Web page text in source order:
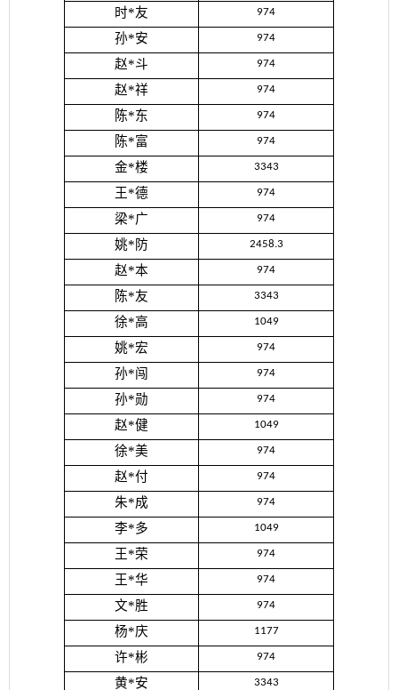
时*友 974
孙*安 974
赵*斗 974
赵*祥 974
陈*东 974
陈*富 974
金*楼 3343
王*德 974
梁*广 974
姚*防 2458.3
赵*本 974
陈*友 3343
徐*高 1049
姚*宏 974
孙*闯 974
孙*勋 974
赵*健 1049
徐*美 974
赵*付 974
朱*成 974
李*多 1049
王*荣 974
王*华 974
文*胜 974
杨*庆 1177
许*彬 974
黄*安 3343